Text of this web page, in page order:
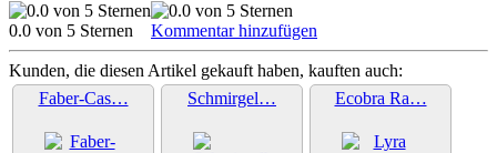
0.0 von 5 Sternen Kommentar hinzufügen
Kunden, die diesen Artikel gekauft haben, kauften auch:
Faber-Cas…
Schmirgel… Ecobra Ra…